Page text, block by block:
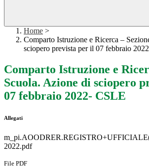
Home >
Comparto Istruzione e Ricerca –
sciopero prevista per il 07 febbraio
Comparto Istruzione e
Scuola. Azione di sciopero
07 febbraio 2022- CSLE
Allegati
2022.pdf
File PDF